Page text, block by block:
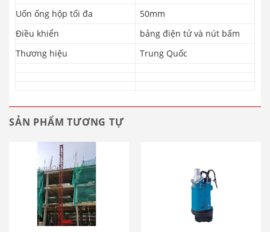
Uốn ống hộp tối đa
50mm
Điều khiển
bảng điện tử và nút bấm
Thương hiệu
Trung Quốc
SẢN PHẨM TƯƠNG TỰ